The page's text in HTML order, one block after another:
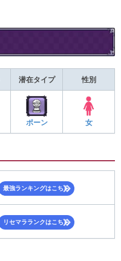
潜在タイプ 性別
ポーン 女
最強ランキングはこちら
リセマラランクはこちら